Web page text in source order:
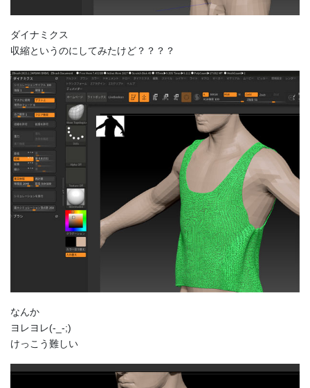
ダイナミクス
収縮というのにしてみたけど？？？？
なんか
ヨレヨレ(-_-;)
けっこう難しい